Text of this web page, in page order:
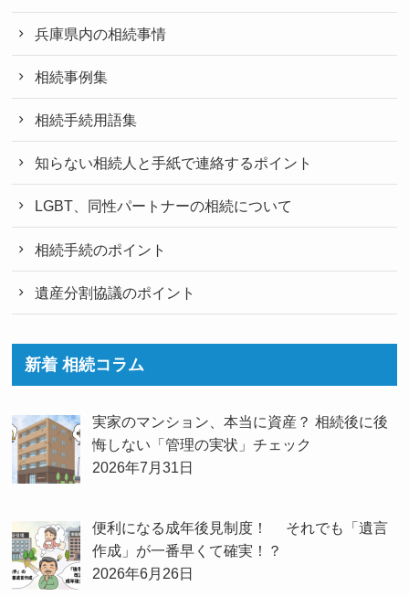
兵庫県内の相続事情
相続事例集
相続手続用語集
知らない相続人と手紙で連絡するポイント
LGBT、同性パートナーの相続について
相続手続のポイント
遺産分割協議のポイント
新着 相続コラム
実家のマンション、本当に資産？ 相続後に後
悔しない「管理の実状」チェック
2026年7月31日
便利になる成年後見制度！ それでも「遺言
作成」が一番早くて確実！？
2026年6月26日